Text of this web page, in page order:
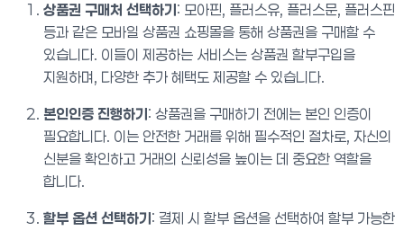
상품권 구매처 선택하기: 모아핀, 플러스유, 플러스문, 플러스핀
등과 같은 모바일 상품권 쇼핑몰을 통해 상품권을 구매할 수
있습니다. 이들이 제공하는 서비스는 상품권 할부구입을
지원하며, 다양한 추가 혜택도 제공할 수 있습니다.
본인인증 진행하기: 상품권을 구매하기 전에는 본인 인증이
필요합니다. 이는 안전한 거래를 위해 필수적인 절차로, 자신의
신분을 확인하고 거래의 신뢰성을 높이는 데 중요한 역할을
합니다.
할부 옵션 선택하기: 결제 시 할부 옵션을 선택하여 할부 가능한